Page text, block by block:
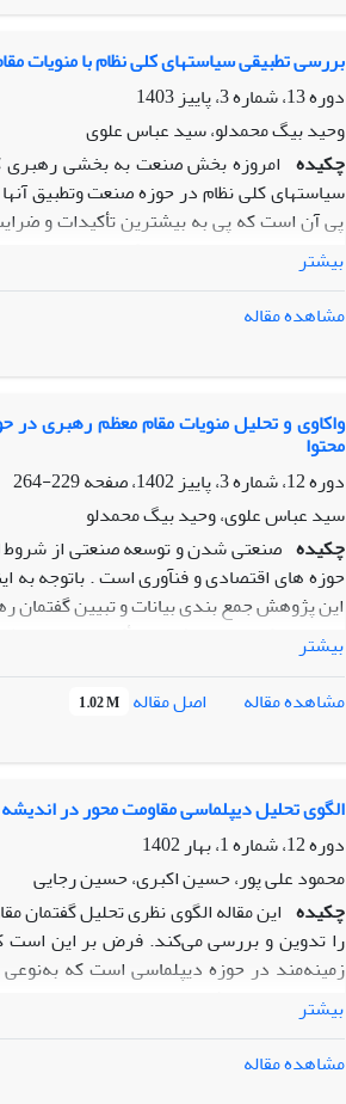
جهت خودسازی مقدم بر جامعه سازی و
می‌دهند. پژوهش حاضر اطلاعات را به صورت
بررسی تطبیقی سیاستهای کلی نظام با منویات
دوره 13، شماره 3، پاییز 1403
وحید بیگ محمدلو، سید عباس علوی
چکیده امروزه بخش صنعت به بخشی
سیاستهای کلی نظام در حوزه صنعت وتطبیق
پی آن است که پی به بیشترین تأکیدات و
مواردی است و با مقایسه احکام سیاستی و
پژوهش بر مبنای رویکرد کیفی و با استفاده
پژوهش،با استفاده از جستجوی موضوعی کلید
خودکفایی اقتصادی»بیشترین وزن
کلی،مقوله‌های«حمایت از تولید
ضرایب اهمیت را داشته‌اند.
بیشتر
مشاهده مقاله
محتوا
دوره 12، شماره 3، پاییز 1402، صفحه
229-264
سید عباس علوی، وحید بیگ محمدلو
چکیده صنعتی شدن و توسعه صنعتی از شروط
حوزه های اقتصادی و فنآوری است . باتوجه
این پژوهش جمع بندی بیانات و تبیین گفتمان
این است که پی به بیشترین تأکیدات مقام
دغدغه رهبر عالی کشور در حوزه صنعت مربوط
از روش تحلیل محتوا صورت گرفته است.
واژه‌های پژوهش و اعمال پروتکل پژوهش در
معظم رهبری، مقوله‌های کلان «حمایت از تولید
راستای خودکفایی اقتصادی» بیشترین وزن و
بیشتر
مشاهده مقاله
اصل مقاله 1.02 M
الگوی تحلیل دیپلماسی مقاومت محور در
دوره 12، شماره 1، بهار 1402
محمود علی پور، حسین اکبری، حسین رجایی
چکیده این مقاله الگوی نظری تحلیل گفتمان
را تدوین و بررسی می‌کند. فرض بر این است
زمینه‌‌مند در حوزه دیپلماسی است که به‌نوعی
است. ازاین‌رو سؤال این مقاله بر مبنای
الگوی تحلیل و بدیل در اندیشه رهبران
دیپلماسی مقاومت‌‌محور(وحدت‌محور) در
بیشتر
مشاهده مقاله